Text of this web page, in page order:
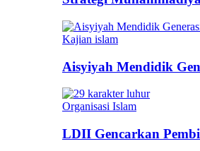
Kajian islam
Aisyiyah Mendidik
Organisasi Islam
LDII Gencarkan